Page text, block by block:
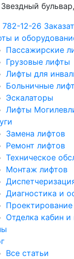
12-26
и
Пассажирские
Грузовые лифты
Лифты для
Больничные
Эскалаторы
Лифты
Замена лифтов
Ремонт лифтов
Техническое
Монтаж лифтов
Диагностика и
Проектирование
Отделка кабин и
Все статьи